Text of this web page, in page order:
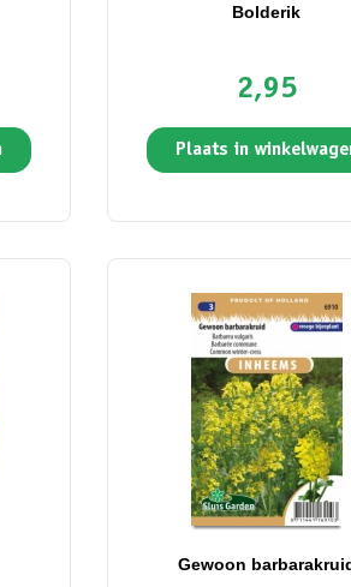
Bolderik
2,95
Plaats in
Gewoon